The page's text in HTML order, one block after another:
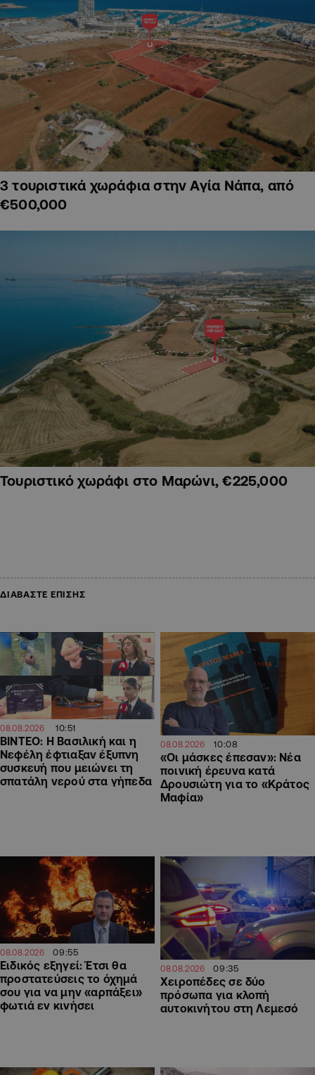
3 τουριστικά χωράφια στην Αγία Νάπα, από
€500,000
Τουριστικό χωράφι στο Μαρώνι, €225,000
ΔΙΑΒΑΣΤΕ ΕΠΙΣΗΣ
08.08.2026 10:51
ΒΙΝΤΕΟ: Η Βασιλική και η
Νεφέλη έφτιαξαν έξυπνη
συσκευή που μειώνει τη
σπατάλη νερού στα γήπεδα
08.08.2026 10:08
«Οι μάσκες έπεσαν»: Νέα
ποινική έρευνα κατά
Δρουσιώτη για το «Κράτος
Μαφία»
08.08.2026 09:55
Ειδικός εξηγεί: Έτσι θα
προστατεύσεις το όχημά
σου για να μην «αρπάξει»
φωτιά εν κινήσει
08.08.2026 09:35
Χειροπέδες σε δύο
πρόσωπα για κλοπή
αυτοκινήτου στη Λεμεσό